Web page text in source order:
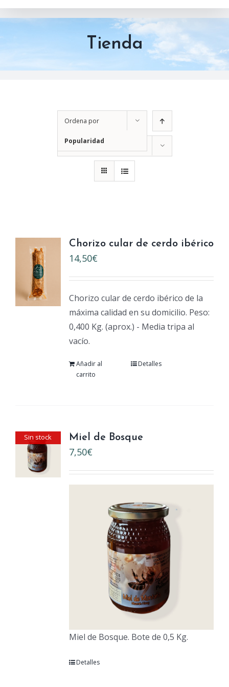
Tienda
Ordena por
Popularidad
Mostrar 12 productos
Chorizo cular de cerdo ibérico
14,50€
Chorizo cular de cerdo ibérico de la
máxima calidad en su domicilio. Peso:
0,400 Kg. (aprox.) - Media tripa al
vacío.
Añadir al
carrito
Detalles
Sin stock Miel de Bosque
7,50€
Miel de Bosque. Bote de 0,5 Kg.
Detalles